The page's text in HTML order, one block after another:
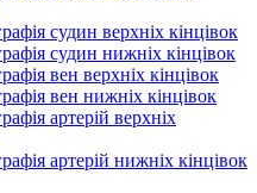
судин верхніх кінцівок
судин нижніх кінцівок
вен верхніх кінцівок
вен нижніх кінцівок
артерій верхніх
артерій нижніх кінцівок